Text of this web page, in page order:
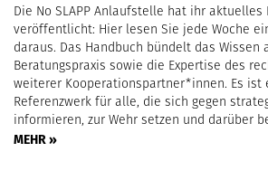
Die No SLAPP Anlaufstelle hat ihr aktuelles
veröffentlicht: Hier lesen Sie jede Woche
daraus. Das Handbuch bündelt das Wissen
Beratungspraxis sowie die Expertise des
weiterer Kooperationspartner*innen. Es ist
Referenzwerk für alle, die sich gegen
informieren, zur Wehr setzen und darüber
MEHR »